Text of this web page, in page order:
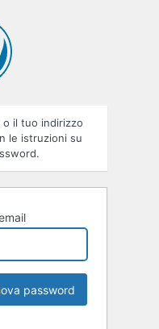
il tuo indirizzo
le istruzioni su